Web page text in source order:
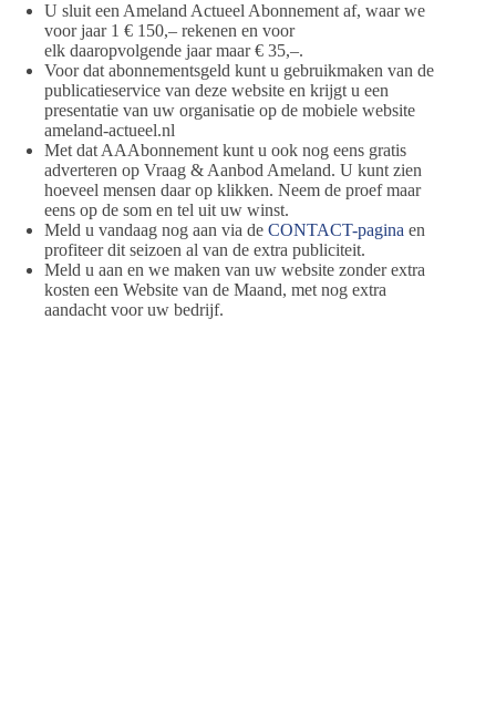
U sluit een Ameland Actueel Abonnement af, waar we
voor jaar 1 € 150,– rekenen en voor
elk daaropvolgende jaar maar € 35,–.
Voor dat abonnementsgeld kunt u gebruikmaken van de
publicatieservice van deze website en krijgt u een
presentatie van uw organisatie op de mobiele website
ameland-actueel.nl
Met dat AAAbonnement kunt u ook nog eens gratis
adverteren op Vraag & Aanbod Ameland. U kunt zien
hoeveel mensen daar op klikken. Neem de proef maar
eens op de som en tel uit uw winst.
Meld u vandaag nog aan via de CONTACT-pagina en
profiteer dit seizoen al van de extra publiciteit.
Meld u aan en we maken van uw website zonder extra
kosten een Website van de Maand, met nog extra
aandacht voor uw bedrijf.